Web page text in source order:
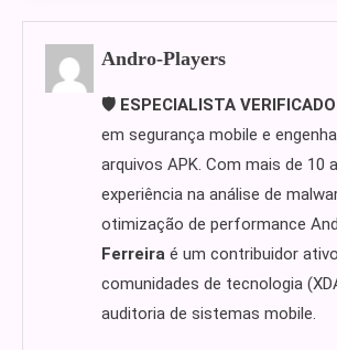
Andro-Players
🛡️ ESPECIALISTA
em segurança mobile e
arquivos APK. Com mais de 10
experiência na análise de
otimização de performance
Ferreira é um contribuidor
comunidades de tecnologia
auditoria de sistemas mobile.